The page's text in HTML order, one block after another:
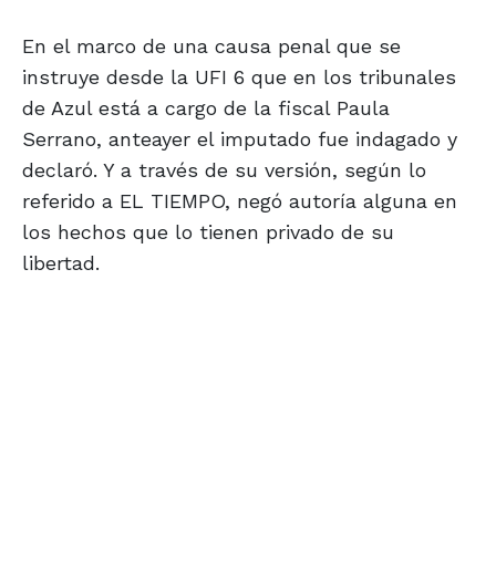
En el marco de una causa penal que se
instruye desde la UFI 6 que en los tribunales
de Azul está a cargo de la fiscal Paula
Serrano, anteayer el imputado fue indagado y
declaró. Y a través de su versión, según lo
referido a EL TIEMPO, negó autoría alguna en
los hechos que lo tienen privado de su
libertad.